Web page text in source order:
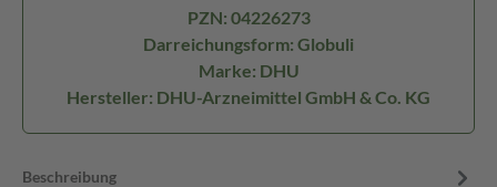
PZN: 04226273
Darreichungsform: Globuli
Marke: DHU
Hersteller: DHU-Arzneimittel GmbH & Co. KG
Beschreibung